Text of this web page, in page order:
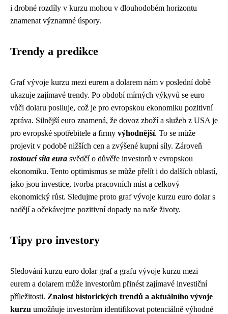
i drobné rozdíly v kurzu mohou v dlouhodobém horizontu
znamenat významné úspory.
Trendy a predikce
Graf vývoje kurzu mezi eurem a dolarem nám v poslední době
ukazuje zajímavé trendy. Po období mírných výkyvů se euro
vůči dolaru posiluje, což je pro evropskou ekonomiku pozitivní
zpráva. Silnější euro znamená, že dovoz zboží a služeb z USA je
pro evropské spotřebitele a firmy výhodnější. To se může
projevit v podobě nižších cen a zvýšené kupní síly. Zároveň
rostoucí síla eura svědčí o důvěře investorů v evropskou
ekonomiku. Tento optimismus se může přelít i do dalších oblastí,
jako jsou investice, tvorba pracovních míst a celkový
ekonomický růst. Sledujme proto graf vývoje kurzu euro dolar s
nadějí a očekávejme pozitivní dopady na naše životy.
Tipy pro investory
Sledování kurzu euro dolar graf a grafu vývoje kurzu mezi
eurem a dolarem může investorům přinést zajímavé investiční
příležitosti. Znalost historických trendů a aktuálního vývoje
kurzu umožňuje investorům identifikovat potenciálně výhodné